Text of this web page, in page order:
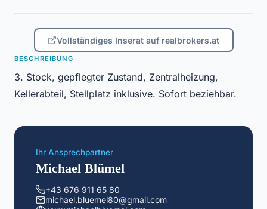
Vollständiges Inserat auf realbrokers.at
BESCHREIBUNG
3. Stock, gepflegter Zustand, Zentralheizung,
Kellerabteil, Stellplatz inklusive. Sofort beziehbar.
Ihr Ansprechpartner
Michael Blümel
+43 676 911 65 80
michael.bluemel80@gmail.com